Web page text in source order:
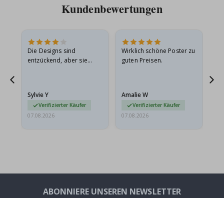
Kundenbewertungen
Die Designs sind
entzückend, aber sie
sie…
Sylvie Y
Verifizierter Käufer
07.08.2026
Wirklich schöne Poster zu
guten Preisen.
Amalie W
Verifizierter Käufer
07.08.2026
ABONNIERE UNSEREN NEWSLETTER